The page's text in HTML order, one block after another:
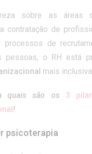
sobre as áreas
contratação de
processos de
pessoas, o RH está
mais
quais são os 3
!
psicoterapia